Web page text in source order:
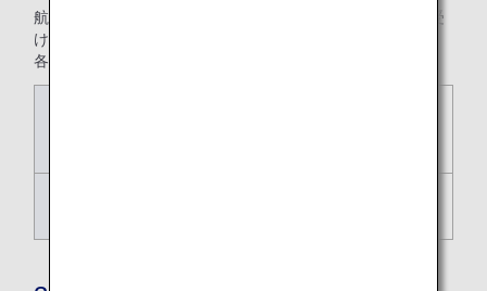
航空券の払い戻し時・予約便の変更時に各種手数料を申し受
けます。
各種手数料の設定は運賃によって異なります。